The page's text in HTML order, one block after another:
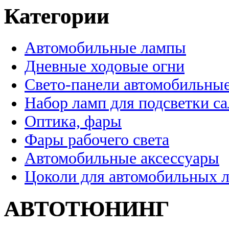
Категории
Автомобильные лампы
Дневные ходовые огни
Свето-панели
Набор ламп для подсветки
Оптика, фары
Фары рабочего света
Автомобильные аксессуары
Цоколи для автомобильных
АВТОТЮНИНГ